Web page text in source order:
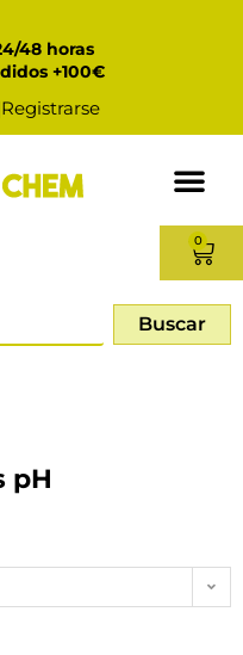
48 horas
+100€
0
Buscar
pH